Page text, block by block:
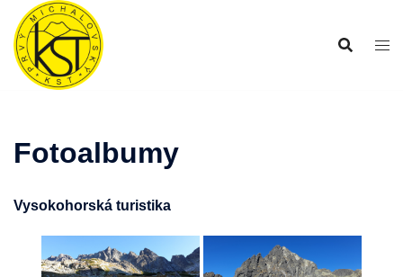
Preskočiť
obsah
Fotoalbumy
Vysokohorská turistika